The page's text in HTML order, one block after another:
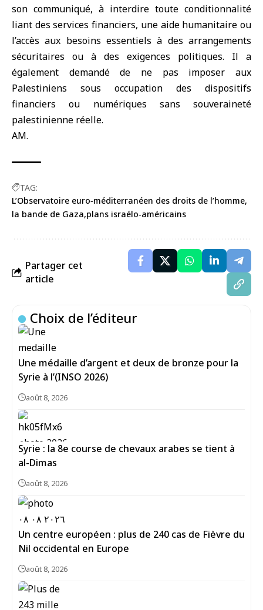
son communiqué, à interdire toute conditionnalité
liant des services financiers, une aide humanitaire ou
l’accès aux besoins essentiels à des arrangements
sécuritaires ou à des exigences politiques. Il a
également demandé de ne pas imposer aux
Palestiniens sous occupation des dispositifs
financiers ou numériques sans souveraineté
palestinienne réelle.
AM.
TAG:
L’Observatoire euro‑méditerranéen des droits de l’homme
la bande de Gaza plans israélo‑américains
Partager cet
article
Choix de l’éditeur
Une médaille d’argent et deux de bronze pour la
Syrie à l’(INSO 2026)
août 8, 2026
Syrie : la 8e course de chevaux arabes se tient à
al-Dimas
août 8, 2026
Un centre européen : plus de 240 cas de Fièvre du
Nil occidental en Europe
août 8, 2026